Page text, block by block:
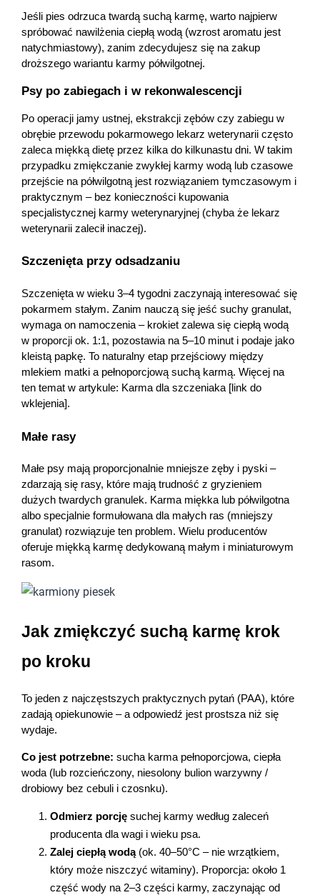
Jeśli pies odrzuca twardą suchą karmę, warto najpierw
spróbować nawilżenia ciepłą wodą (wzrost aromatu jest
natychmiastowy), zanim zdecydujesz się na zakup
droższego wariantu karmy półwilgotnej.
Psy po zabiegach i w rekonwalescencji
Po operacji jamy ustnej, ekstrakcji zębów czy zabiegu w
obrębie przewodu pokarmowego lekarz weterynarii często
zaleca miękką dietę przez kilka do kilkunastu dni. W takim
przypadku zmiękczanie zwykłej karmy wodą lub czasowe
przejście na półwilgotną jest rozwiązaniem tymczasowym i
praktycznym – bez konieczności kupowania
specjalistycznej karmy weterynaryjnej (chyba że lekarz
weterynarii zalecił inaczej).
Szczenięta przy odsadzaniu
Szczenięta w wieku 3–4 tygodni zaczynają interesować się
pokarmem stałym. Zanim nauczą się jeść suchy granulat,
wymaga on namoczenia – krokiet zalewa się ciepłą wodą
w proporcji ok. 1:1, pozostawia na 5–10 minut i podaje jako
kleistą papkę. To naturalny etap przejściowy między
mlekiem matki a pełnoporcjową suchą karmą. Więcej na
ten temat w artykule: Karma dla szczeniaka [link do
wklejenia].
Małe rasy
Małe psy mają proporcjonalnie mniejsze zęby i pyski –
zdarzają się rasy, które mają trudność z gryzieniem
dużych twardych granulek. Karma miękka lub półwilgotna
albo specjalnie formułowana dla małych ras (mniejszy
granulat) rozwiązuje ten problem. Wielu producentów
oferuje miękką karmę dedykowaną małym i miniaturowym
rasom.
Jak zmiękczyć suchą karmę krok
po kroku
To jeden z najczęstszych praktycznych pytań (PAA), które
zadają opiekunowie – a odpowiedź jest prostsza niż się
wydaje.
Co jest potrzebne: sucha karma pełnoporcjowa, ciepła
woda (lub rozcieńczony, niesolony bulion warzywny /
drobiowy bez cebuli i czosnku).
Odmierz porcję suchej karmy według zaleceń
producenta dla wagi i wieku psa.
Zalej ciepłą wodą (ok. 40–50°C – nie wrzątkiem,
który może niszczyć witaminy). Proporcja: około 1
część wody na 2–3 części karmy, zaczynając od